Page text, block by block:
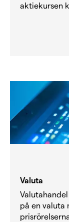
aktiekursen
Valuta
på en valuta